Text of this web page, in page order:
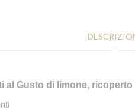
al Gusto di limone,